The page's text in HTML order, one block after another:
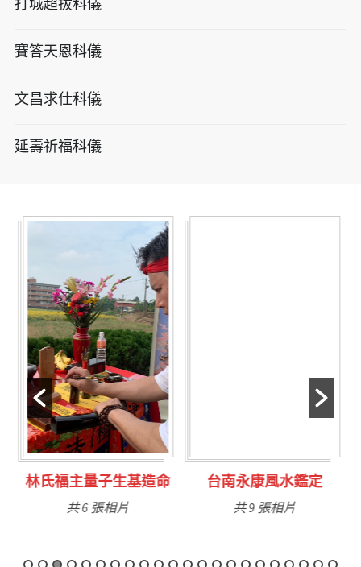
打城超拔科儀
賽答天恩科儀
文昌求仕科儀
延壽祈福科儀
林氏福主量子生基造命
共 6 張相片
台南永康風水鑑定
共 9 張相片